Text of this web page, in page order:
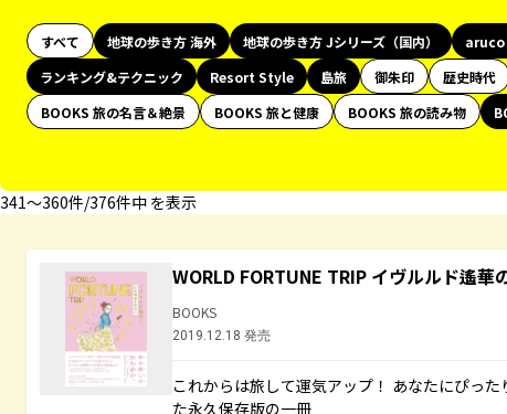
すべて 地球の歩き方 海外 地球の歩き方 Jシリーズ（国内） aruco
ランキング&テクニック
Resort Style 島旅 御朱印 歴史時代
BOOKS 旅の名言＆絶景
BOOKS 旅と健康 BOOKS 旅の読み物
341〜360件/376件中 を表示
WORLD FORTUNE TRIP イヴルルド遙
BOOKS
2019.12.18 発売
これからは旅して運気アップ！ あなたにぴっ
た永久保存版の一冊